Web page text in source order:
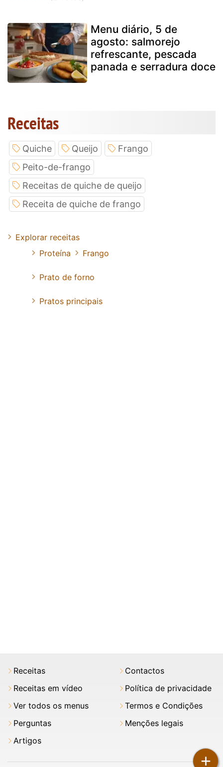
+
Menu diário, 5 de
agosto: salmorejo
refrescante, pescada
panada e serradura doce
Receitas
Quiche Queijo
Frango
Peito-de-frango
Receitas de quiche de queijo
Receita de quiche de frango
Explorar receitas
Proteína
Frango
Prato de forno
Pratos principais
Receitas
Receitas em vídeo
Ver todos os menus
Perguntas
Artigos
Contactos
Política de privacidade
Termos e Condições
Menções legais